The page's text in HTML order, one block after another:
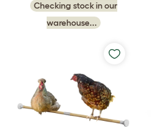
Checking stock in our
warehouse...